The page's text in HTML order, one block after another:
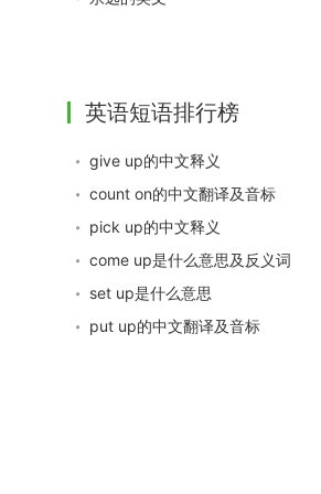
英语短语排行榜
give up的中文释义
count on的中文翻译及音标
pick up的中文释义
come up是什么意思及反义词
set up是什么意思
put up的中文翻译及音标